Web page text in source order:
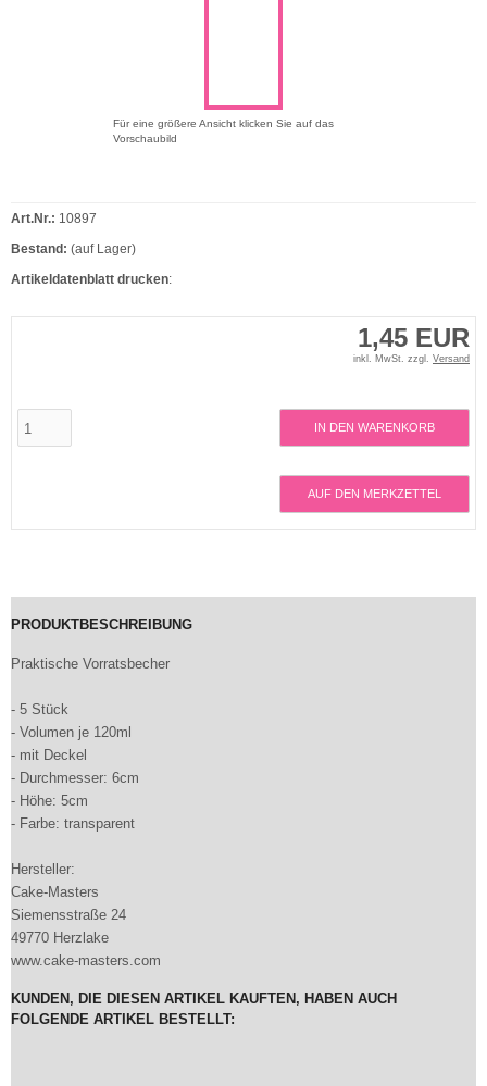
Für eine größere Ansicht klicken Sie auf das
Vorschaubild
1,45 EUR
inkl. MwSt. zzgl. Versand
IN DEN WARENKORB
AUF DEN MERKZETTEL
Art.Nr.: 10897
Bestand: (auf Lager)
Artikeldatenblatt drucken:
PRODUKTBESCHREIBUNG
Praktische Vorratsbecher
- 5 Stück
- Volumen je 120ml
- mit Deckel
- Durchmesser: 6cm
- Höhe: 5cm
- Farbe: transparent
Hersteller:
Cake-Masters
Siemensstraße 24
49770 Herzlake
www.cake-masters.com
KUNDEN, DIE DIESEN ARTIKEL KAUFTEN, HABEN AUCH
FOLGENDE ARTIKEL BESTELLT: